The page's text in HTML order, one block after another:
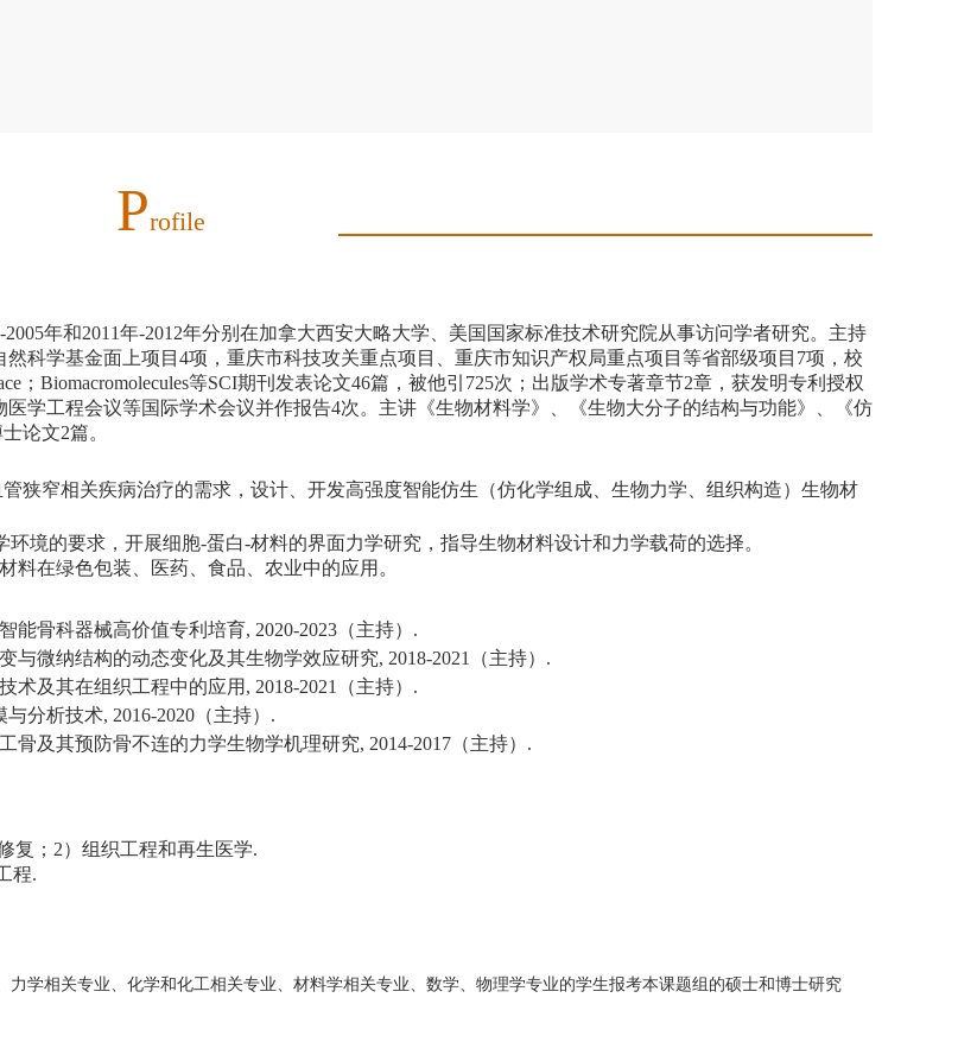
PRofile
-2005年和2011年-2012年分别在加拿大西安大略大学、美国国家标准技术研究院从事访问学者研究。主持
然科学基金面上项目 4项，重庆市科技攻关重点项目、重庆市知识产权局重点项目等省部级项目 7项，校
； Biomacromolecules等SCI期刊发表论文46篇，被他引 725次；出版学术专著章节2章，获发明专利授权
学工程会议等国际学术会议并作报告4次。主讲《生物材料学》、《生物大分子的结构与功能》、《仿
论文2篇。
狭窄相关疾病治疗的需求，设计、开发高强度智能仿生（仿化学组成、生物力学、组织构造）生物材
环境的要求，开展细胞-蛋白-材料的界面力学研究，指导生物材料设计和力学载荷的选择。
在绿色包装、医药、食品、农业中的应用。
能骨科器械高价值专利培育, 2020-2023 （主持） .
与微纳结构的动态变化及其生物学效应研究, 2018-2021 （主持） .
术及其在组织工程中的应用 , 2018-2021 （主持） .
与分析技术, 2016-2020 （主持） .
骨及其预防骨不连的力学生物学机理研究, 2014-2017 （主持） .
复； 2） 组织工程和再生医学.
程.
学相关专业、化学和化工相关专业、材料学相关专业、数学、物理学专业的学生报考本课题组的硕士和博士研究